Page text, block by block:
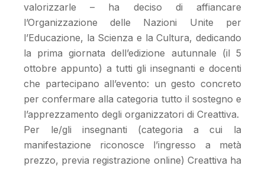
valorizzarle – ha deciso di affiancare
l’Organizzazione delle Nazioni Unite per
l’Educazione, la Scienza e la Cultura, dedicando
la prima giornata dell’edizione autunnale (il 5
ottobre appunto) a tutti gli insegnanti e docenti
che partecipano all’evento: un gesto concreto
per confermare alla categoria tutto il sostegno e
l’apprezzamento degli organizzatori di Creattiva.
Per le/gli insegnanti (categoria a cui la
manifestazione riconosce l’ingresso a metà
prezzo, previa registrazione online) Creattiva ha